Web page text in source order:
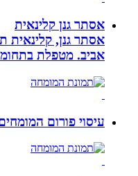
אסתר גנן קלינאית
אסתר גנן, קלינאית
אביב. מטפלת בתחומי
עיסוי פורום המומחים